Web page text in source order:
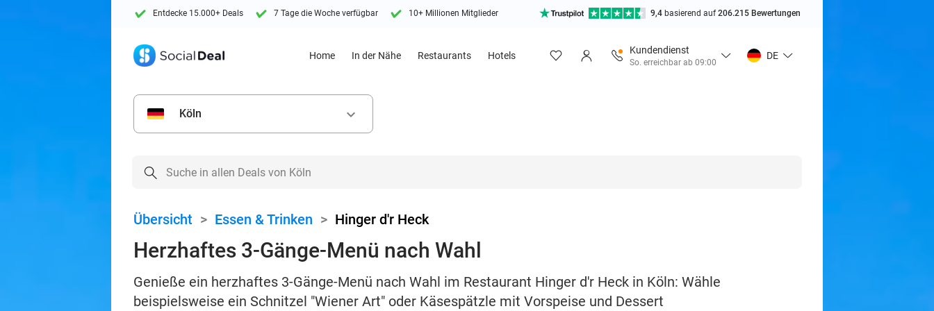
Entdecke 15.000+ Deals 7 Tage die Woche verfügbar 10+ Millionen Mitglieder 9,4 basierend auf206.215 Bewertungen
Home In der Nähe Restaurants Hotels
Kundendienst
So. erreichbar ab 09:00
DE
Köln keyboard_arrow_down
Übersicht > Essen & Trinken > Hinger d'r Heck
Herzhaftes 3-Gänge-Menü nach Wahl
Genieße ein herzhaftes 3-Gänge-Menü nach Wahl im Restaurant Hinger d'r Heck in Köln: Wähle
beispielsweise ein Schnitzel "Wiener Art" oder Käsespätzle mit Vorspeise und Dessert